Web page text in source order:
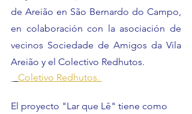
de Areião en São Bernardo do Campo,
en colaboración con la asociación de
vecinos Sociedade de Amigos da Vila
Areião y el Colectivo Redhutos.
Coletivo Redhutos.
El proyecto "Lar que Lê" tiene como